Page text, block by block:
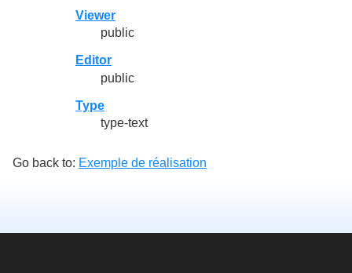
Viewer
public
Editor
public
Type
type-text
Go back to: Exemple de réalisation